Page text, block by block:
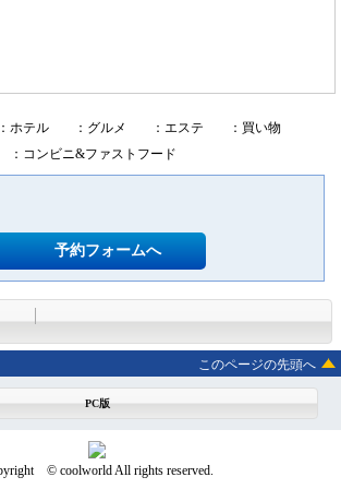
：ホテル ：グルメ ：エステ
：買い物
：コンビニ&ファストフード
予約フォームへ
このページの先頭へ
PC版
© coolworld All rights reserved.